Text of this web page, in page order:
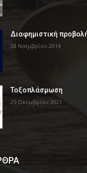
Διαφημιστική
28 Νοεμβρίου 2014
Τοξοπλάσμωση
25 Οκτωβρίου 2021